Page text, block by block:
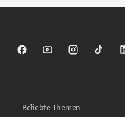
Sparkasse auf Facebook
Sparkasse aufSparkasse auf
Beliebte Themen